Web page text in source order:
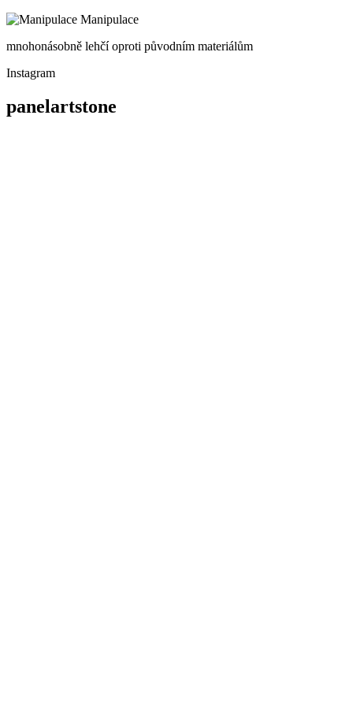
Manipulace
mnohonásobně lehčí oproti původním materiálům
Instagram
panelartstone